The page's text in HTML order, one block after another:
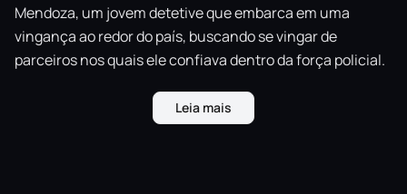
Mendoza, um jovem detetive que embarca em uma
vingança ao redor do país, buscando se vingar de
parceiros nos quais ele confiava dentro da força policial.
e salvará reféns em novos modos inspirados por policiais
e criminosos como Assalto e Resgate.
Leia mais